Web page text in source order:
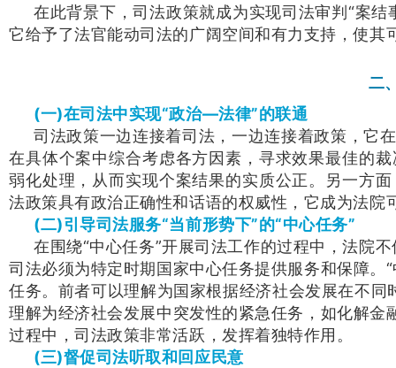
在此背景下，司法政策就成为实现司法审判“案
它给予了法官能动司法的广阔空间和有力支持，使其
二
(一)在司法中实现“政治—法律”的联通
司法政策一边连接着司法，一边连接着政策，它
在具体个案中综合考虑各方因素，寻求效果最佳的
弱化处理，从而实现个案结果的实质公正。另一方
法政策具有政治正确性和话语的权威性，它成为法院
(二)引导司法服务“当前形势下”的“中心任务”
在围绕“中心任务”开展司法工作的过程中，法院
司法必须为特定时期国家中心任务提供服务和保障
任务。前者可以理解为国家根据经济社会发展在不同
理解为经济社会发展中突发性的紧急任务，如化解
过程中，司法政策非常活跃，发挥着独特作用。
(三)督促司法听取和回应民意